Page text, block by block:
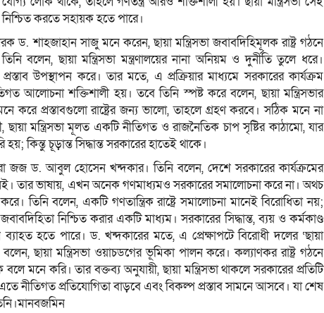
নিশ্চিত করতে সহায়ক হতে পারে।
ড. শাহজাহান সাজু মনে করেন, ছায়া মন্ত্রিসভা জবাবদিহিমূলক রাষ্ট্র গঠনে
বলেন, ছায়া মন্ত্রিসভা মন্ত্রণালয়ের নানা অনিয়ম ও দুর্নীতি তুলে ধরে।
উপস্থাপন করে। তার মতে, এ প্রক্রিয়ার মাধ্যমে সরকারের কার্যক্রম
আলোচনা শক্তিশালী হয়। তবে তিনি স্পষ্ট করে বলেন, ছায়া মন্ত্রিসভার
করে প্রস্তাবগুলো রাষ্ট্রের জন্য ভালো, তাহলে গ্রহণ করবে। সঠিক মনে না
মন্ত্রিসভা মূলত একটি নীতিগত ও রাজনৈতিক চাপ সৃষ্টির কাঠামো, যার
কিন্তু চূড়ান্ত সিদ্ধান্ত সরকারের হাতেই থাকে।
ড. আবুল হোসেন খন্দকার। তিনি বলেন, দেশে সরকারের কার্যক্রমের
তার ভাষায়, এখন অনেক গণমাধ্যমও সরকারের সমালোচনা করে না। অথচ
তিনি বলেন, একটি গণতান্ত্রিক রাষ্ট্রে সমালোচনা মানেই বিরোধিতা নয়;
নিশ্চিত করার একটি মাধ্যম। সরকারের সিদ্ধান্ত, ব্যয় ও কর্মকাণ্ড
হতে পারে। ড. খন্দকারের মতে, এ প্রেক্ষাপটে বিরোধী দলের ‘ছায়া
বলেন, ছায়া মন্ত্রিসভা ওয়াচডগের ভূমিকা পালন করে। কল্যাণকর রাষ্ট্র গঠনে
মনে করি। তার বক্তব্য অনুযায়ী, ছায়া মন্ত্রিসভা থাকলে সরকারের প্রতিটি
এতে নীতিগত প্রতিযোগিতা বাড়বে এবং বিকল্প প্রস্তাব সামনে আসবে। যা শেষ